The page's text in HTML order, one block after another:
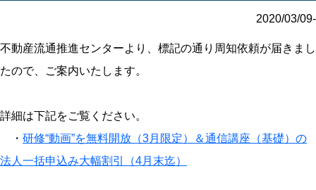
2020/03/09-
不動産流通推進センターより、標記の通り周知依頼が届きまし
たので、ご案内いたします。
詳細は下記をご覧ください。
・ 研修“動画”を無料開放（3月限定）＆通信講座（基礎）の
法人一括申込み大幅割引（4月末迄）